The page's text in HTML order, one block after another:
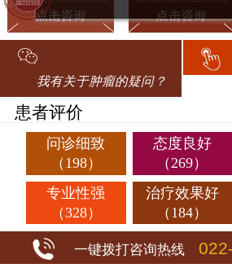
我有关于肿瘤的疑问？
患者评价
问诊细致
（198）
态度良好
（269）
专业性强
（328）
治疗效果好
（184）
一键拨打咨询热线